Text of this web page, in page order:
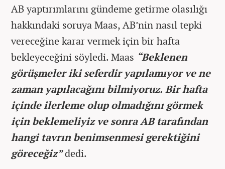
AB yaptırımlarını gündeme getirme olasılığı
hakkındaki soruya Maas, AB’nin nasıl tepki
vereceğine karar vermek için bir hafta
bekleyeceğini söyledi. Maas “Beklenen
görüşmeler iki seferdir yapılamıyor ve ne
zaman yapılacağını bilmiyoruz. Bir hafta
içinde ilerleme olup olmadığını görmek
için beklemeliyiz ve sonra AB tarafından
hangi tavrın benimsenmesi gerektiğini
göreceğiz”dedi.